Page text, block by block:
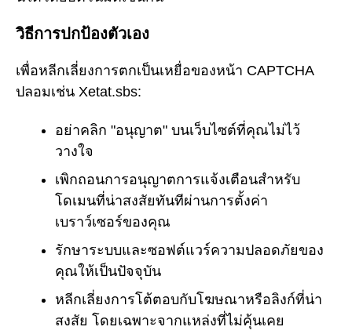
วิธีการปกป้องตัวเอง
เพื่อหลีกเลี่ยงการตกเป็นเหยื่อของหน้า CAPTCHA
ปลอมเช่น Xetat.sbs:
อย่าคลิก "อนุญาต" บนเว็บไซต์ที่คุณไม่ไว้
วางใจ
เพิกถอนการอนุญาตการแจ้งเตือนสำหรับ
โดเมนที่น่าสงสัยทันทีผ่านการตั้งค่า
เบราว์เซอร์ของคุณ
รักษาระบบและซอฟต์แวร์ความปลอดภัยของ
คุณให้เป็นปัจจุบัน
หลีกเลี่ยงการโต้ตอบกับโฆษณาหรือลิงก์ที่น่า
สงสัย โดยเฉพาะจากแหล่งที่ไม่คุ้นเคย